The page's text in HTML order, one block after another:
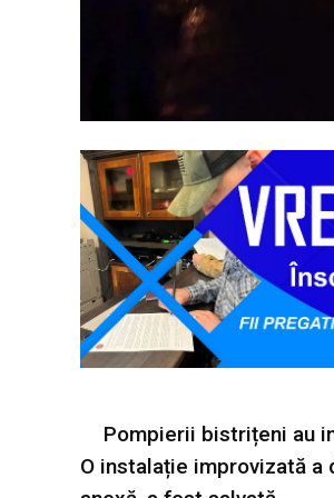
Pompierii bistrițeni au
O instalație improvizată